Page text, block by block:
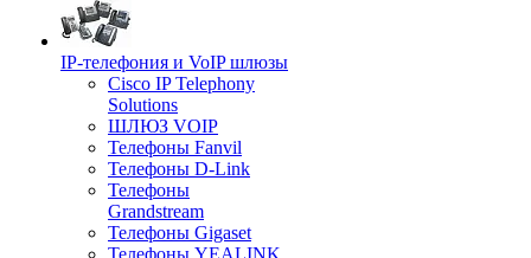
IP-телефония и VoIP шлюзы
Cisco IP Telephony
Solutions
ШЛЮЗ VOIP
Телефоны Fanvil
Телефоны D-Link
Телефоны
Grandstream
Телефоны Gigaset
Телефоны YEALINK